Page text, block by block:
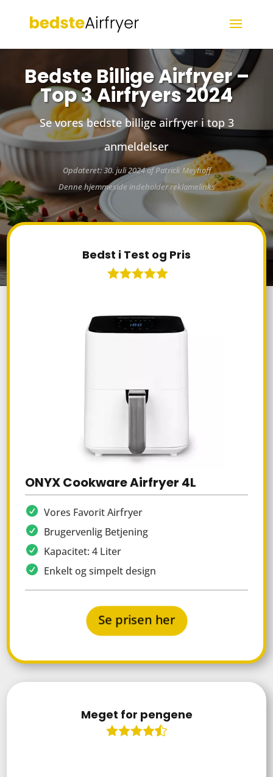
Bedste Billige Airfryer –
Top 3 Airfryers 2024
Se vores bedste billige airfryer i top 3
anmeldelser
Opdateret: 30. juli 2024 af Patrick Meyhoff
Denne hjemmeside indeholder reklamelinks
Meget for pengene

Bedst i Test og Pris

ONYX Cookware Airfryer 4L
Vores Favorit Airfryer
Brugervenlig Betjening
Kapacitet: 4 Liter
Enkelt og simpelt design
Se prisen her